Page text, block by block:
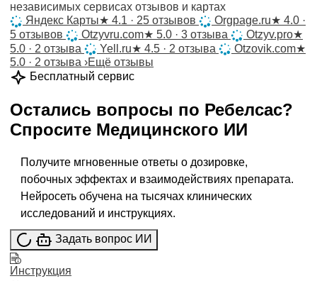
независимых сервисах отзывов и картах
Яндекс Карты★ 4.1 · 25 отзывов Orgpage.ru★ 4.0 ·
5 отзывов
Otzyvru.com★ 5.0 · 3 отзыва Otzyv.pro★
5.0 · 2 отзыва
Yell.ru★ 4.5 · 2 отзыва Otzovik.com★
5.0 · 2 отзыва ›Ещё отзывы
Бесплатный сервис
Остались вопросы по Ребелсас?
Спросите Медицинского ИИ
Получите мгновенные ответы о дозировке,
побочных эффектах и взаимодействиях препарата.
Нейросеть обучена на тысячах клинических
исследований и инструкциях.
Задать вопрос ИИ
Инструкция